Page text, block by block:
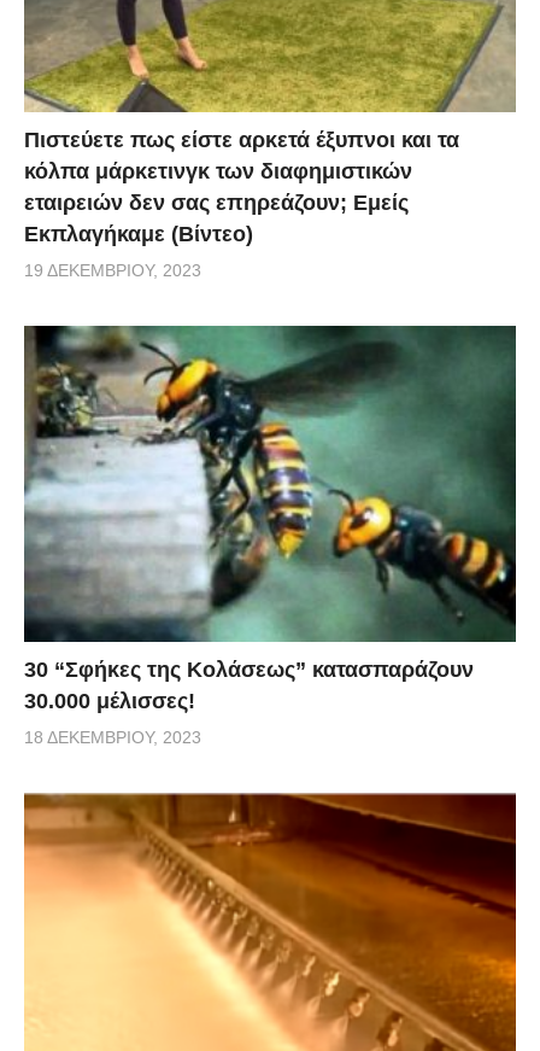
Πιστεύετε πως είστε αρκετά έξυπνοι και τα
κόλπα μάρκετινγκ των διαφημιστικών
εταιρειών δεν σας επηρεάζουν; Εμείς
Εκπλαγήκαμε (Βίντεο)
19 ΔΕΚΕΜΒΡΊΟΥ, 2023
30 “Σφήκες της Κολάσεως” κατασπαράζουν
30.000 μέλισσες!
18 ΔΕΚΕΜΒΡΊΟΥ, 2023